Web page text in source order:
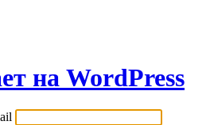
на WordPress